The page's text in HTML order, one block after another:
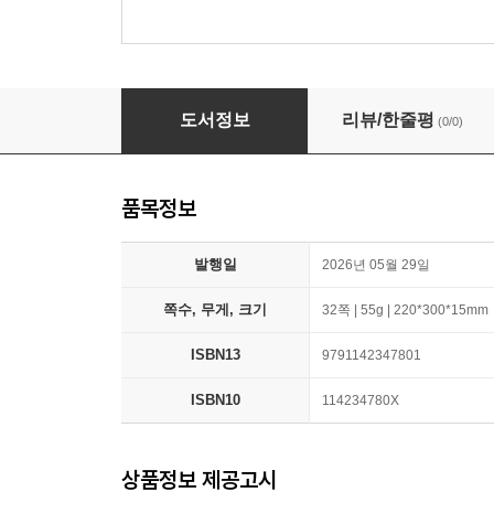
주니토니 숫자 공부하기
도서정보 리뷰/한줄평 (0/0)
품목정보
발행일 2026년 05월 29일
쪽수, 무게, 크기 32쪽 | 55g | 220*300*15mm
ISBN13 9791142347801
ISBN10 114234780X
상품정보 제공고시